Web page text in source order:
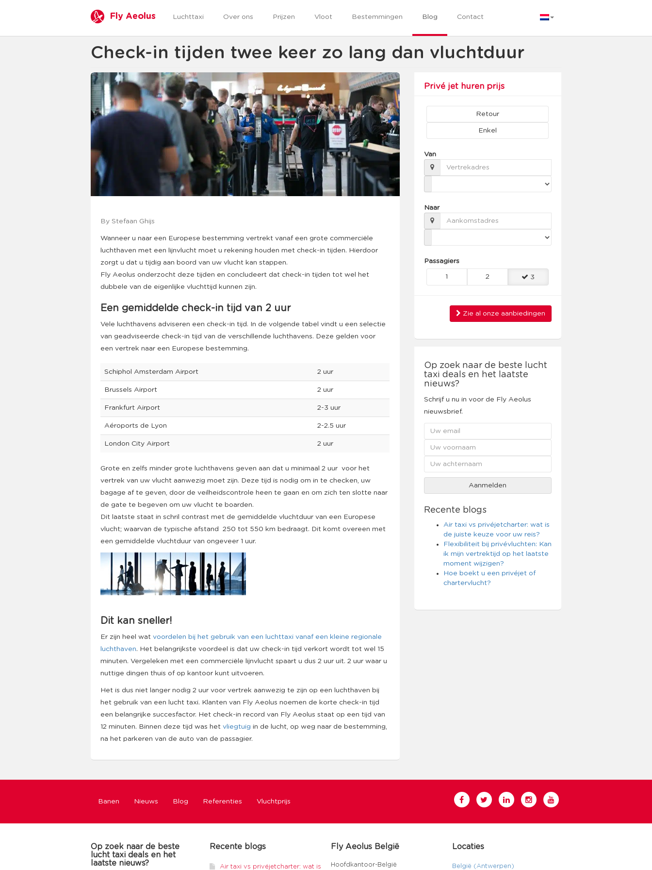
Fly Aeolus Luchttaxi Over ons Prijzen Vloot Bestemmingen Blog Contact
Check-in tijden twee keer zo lang dan vluchtduur
By Stefaan Ghijs
Wanneer u naar een Europese bestemming vertrekt vanaf een grote commerciële
luchthaven met een lijnvlucht moet u rekening houden met check-in tijden. Hierdoor
zorgt u dat u tijdig aan boord van uw vlucht kan stappen.
Fly Aeolus onderzocht deze tijden en concludeert dat check-in tijden tot wel het
dubbele van de eigenlijke vluchttijd kunnen zijn.
Een gemiddelde check-in tijd van 2 uur
Vele luchthavens adviseren een check-in tijd. In de volgende tabel vindt u een selectie
van geadviseerde check-in tijd van de verschillende luchthavens. Deze gelden voor
een vertrek naar een Europese bestemming.
Schiphol Amsterdam Airport 2 uur
Brussels Airport 2 uur
Frankfurt Airport 2-3 uur
Aéroports de Lyon 2-2.5 uur
London City Airport 2 uur
Grote en zelfs minder grote luchthavens geven aan dat u minimaal 2 uur voor het
vertrek van uw vlucht aanwezig moet zijn. Deze tijd is nodig om in te checken, uw
bagage af te geven, door de veilheidscontrole heen te gaan en om zich ten slotte naar
de gate te begeven om uw vlucht te boarden.
Dit laatste staat in schril contrast met de gemiddelde vluchtduur van een Europese
vlucht; waarvan de typische afstand 250 tot 550 km bedraagt. Dit komt overeen met
een gemiddelde vluchtduur van ongeveer 1 uur.
Dit kan sneller!
Er zijn heel wat voordelen bij het gebruik van een luchttaxi vanaf een kleine regionale
luchthaven. Het belangrijkste voordeel is dat uw check-in tijd verkort wordt tot wel 15
minuten. Vergeleken met een commerciële lijnvlucht spaart u dus 2 uur uit. 2 uur waar u
nuttige dingen thuis of op kantoor kunt uitvoeren.
Het is dus niet langer nodig 2 uur voor vertrek aanwezig te zijn op een luchthaven bij
het gebruik van een lucht taxi. Klanten van Fly Aeolus noemen de korte check-in tijd
een belangrijke succesfactor. Het check-in record van Fly Aeolus staat op een tijd van
12 minuten. Binnen deze tijd was het vliegtuig in de lucht, op weg naar de bestemming,
na het parkeren van de auto van de passagier.
Privé jet huren prijs
Retour
Enkel
Van
Naar
Passagiers
1 2 3
Zie al onze aanbiedingen
Op zoek naar de beste lucht
taxi deals en het laatste
nieuws?
Schrijf u nu in voor de Fly Aeolus
nieuwsbrief.
Recente blogs
Air taxi vs privéjetcharter: wat is
de juiste keuze voor uw reis?
Flexibiliteit bij privévluchten: Kan
ik mijn vertrektijd op het laatste
moment wijzigen?
Hoe boekt u een privéjet of
chartervlucht?
Banen Nieuws Blog Referenties Vluchtprijs
Op zoek naar de beste
lucht taxi deals en het
laatste nieuws?
Recente blogs
Air taxi vs privéjetcharter: wat is
Fly Aeolus België
Hoofdkantoor-België
Locaties
België (Antwerpen)